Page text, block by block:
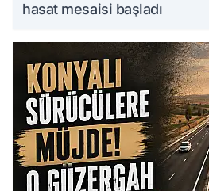
hasat mesaisi başladı